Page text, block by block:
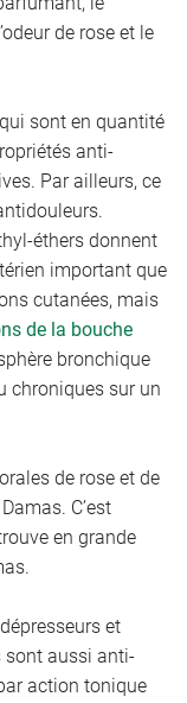
de rose et le
sont en quantité
anti-
Par ailleurs, ce
éthers donnent
important que
cutanées, mais
de la bouche
bronchique
chroniques sur un
de rose et de
C’est
en grande
et
sont aussi anti-
action tonique